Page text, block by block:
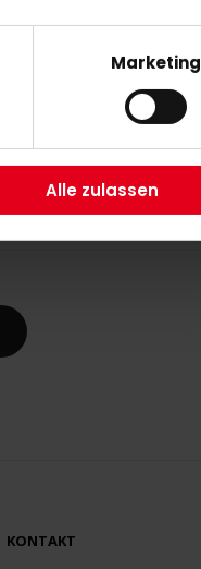
Marketing
Alle zulassen
KONTAKT